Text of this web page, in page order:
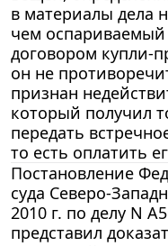
в материалы дела
чем оспариваемый
договором купли-
он не
признан
который получил
передать
то есть оплатить
Постановление
суда Северо-
2010 г. по делу N
представил